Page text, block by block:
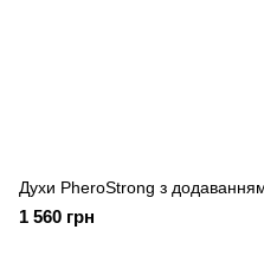
Духи PheroStrong з
1 560 грн